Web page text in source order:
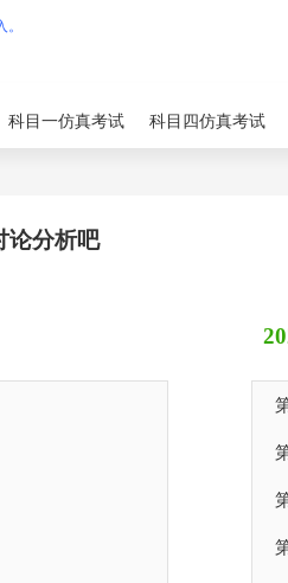
科目一仿真考试 科目四仿真考试
论分析吧